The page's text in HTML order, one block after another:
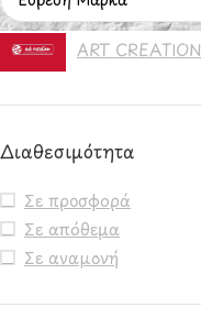
ART CREATION
Διαθεσιμότητα
Σε προσφορά
Σε απόθεμα
Σε αναμονή